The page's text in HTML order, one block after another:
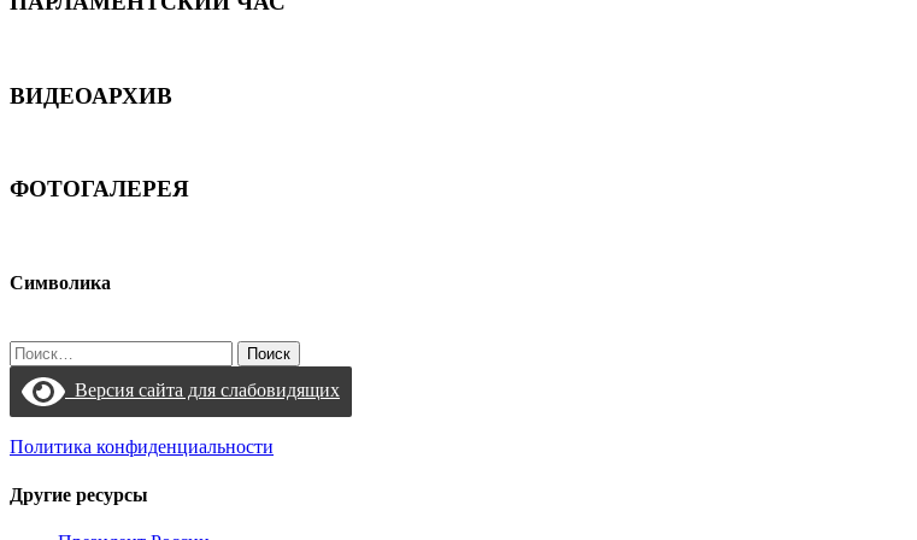
ВИДЕОАРХИВ
ФОТОГАЛЕРЕЯ
Символика
Найти:
Версия сайта для слабовидящих
Политика конфиденциальности
Другие ресурсы